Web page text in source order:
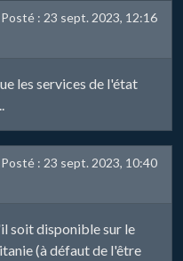
Posté : 23 sept. 2023, 12:16
les services de l'état
Posté : 23 sept. 2023, 10:40
soit disponible sur le
(à défaut de l'être